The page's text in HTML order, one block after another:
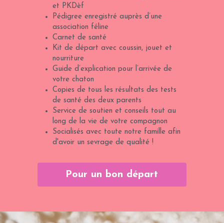
et PKDèf
Pédigree enregistré auprès d’une
association féline
Carnet de santé
Kit de départ avec coussin, jouet et
nourriture
Guide d’explication pour l’arrivée de
votre chaton
Copies de tous les résultats des tests
de santé des deux parents
Service de soutien et conseils tout au
long de la vie de votre compagnon
Socialisés avec toute notre famille afin
d'avoir un sevrage de qualité !
Pour un bon départ